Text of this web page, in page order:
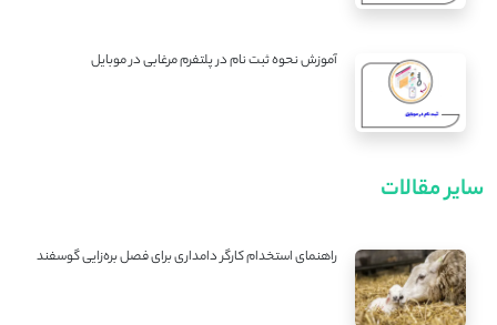
آموزش نحوه ثبت نام در پلتفرم مرغابی در موبایل
سایر مقالات
راهنمای استخدام کارگر دامداری برای فصل بره‌زایی گوسفند